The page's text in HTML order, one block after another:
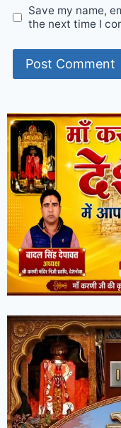
Save my name,
the next time I